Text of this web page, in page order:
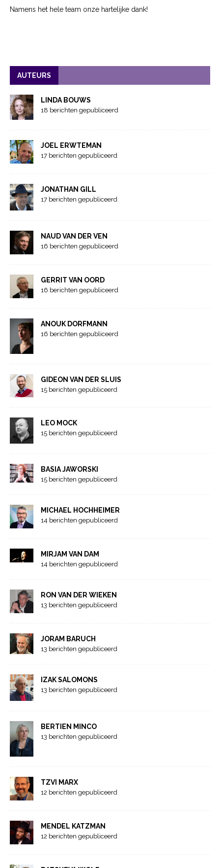
Namens het hele team onze hartelijke dank!
AUTEURS
LINDA BOUWS
18 berichten gepubliceerd
JOEL ERWTEMAN
17 berichten gepubliceerd
JONATHAN GILL
17 berichten gepubliceerd
NAUD VAN DER VEN
16 berichten gepubliceerd
GERRIT VAN OORD
16 berichten gepubliceerd
ANOUK DORFMANN
16 berichten gepubliceerd
GIDEON VAN DER SLUIS
15 berichten gepubliceerd
LEO MOCK
15 berichten gepubliceerd
BASIA JAWORSKI
15 berichten gepubliceerd
MICHAEL HOCHHEIMER
14 berichten gepubliceerd
MIRJAM VAN DAM
14 berichten gepubliceerd
RON VAN DER WIEKEN
13 berichten gepubliceerd
JORAM BARUCH
13 berichten gepubliceerd
IZAK SALOMONS
13 berichten gepubliceerd
BERTIEN MINCO
13 berichten gepubliceerd
TZVI MARX
12 berichten gepubliceerd
MENDEL KATZMAN
12 berichten gepubliceerd